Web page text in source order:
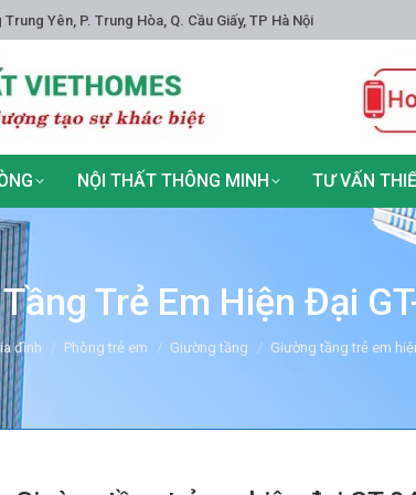
Yên, P. Trung Hòa, Q. Cầu Giấy, TP Hà Nội
NỘI THẤT THÔNG MINH TƯ VẤN
Trẻ Em Hiện Đại
đình Phòng trẻ em Giường tầng Giường tầng trẻ em